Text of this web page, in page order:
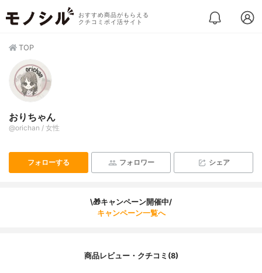
おすすめ商品がもらえる
クチコミポイ活サイト
TOP
おりちゃん
@orichan / 女性
フォローする フォロワー シェア
\🎁キャンペーン開催中/
キャンペーン一覧へ
商品レビュー・クチコミ(8)